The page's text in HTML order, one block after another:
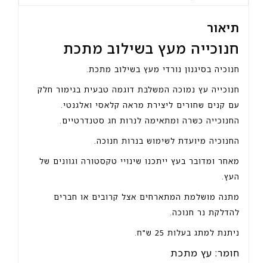
תיאור
חנוכייה מעץ בשילוב מתכת
חנוכיה בסיגנון נורדי מעץ בשילוב מתכת.
חנוכייה עץ נמוכה המשלבת דוגמה טבעית בגימור חלק
עם קנים שחורים ליצירת מראה קלאסי ואלגנטי.
החנוכייה כשרה ומתאימה לנרות חג סטנדרטיים.
החנוכיה מיועדת לשימוש בנרות חנוכה.
מאחר ומדובר בעץ ייתכנו שינויי טקסטורה וגוונים של
העץ.
מתנה מושלמת המתארחים אצל קרובים או חברים
להדלקת נר חנוכה.
ניתנת למתג בעלות 25 ש"ח.
חומר: עץ מתכת